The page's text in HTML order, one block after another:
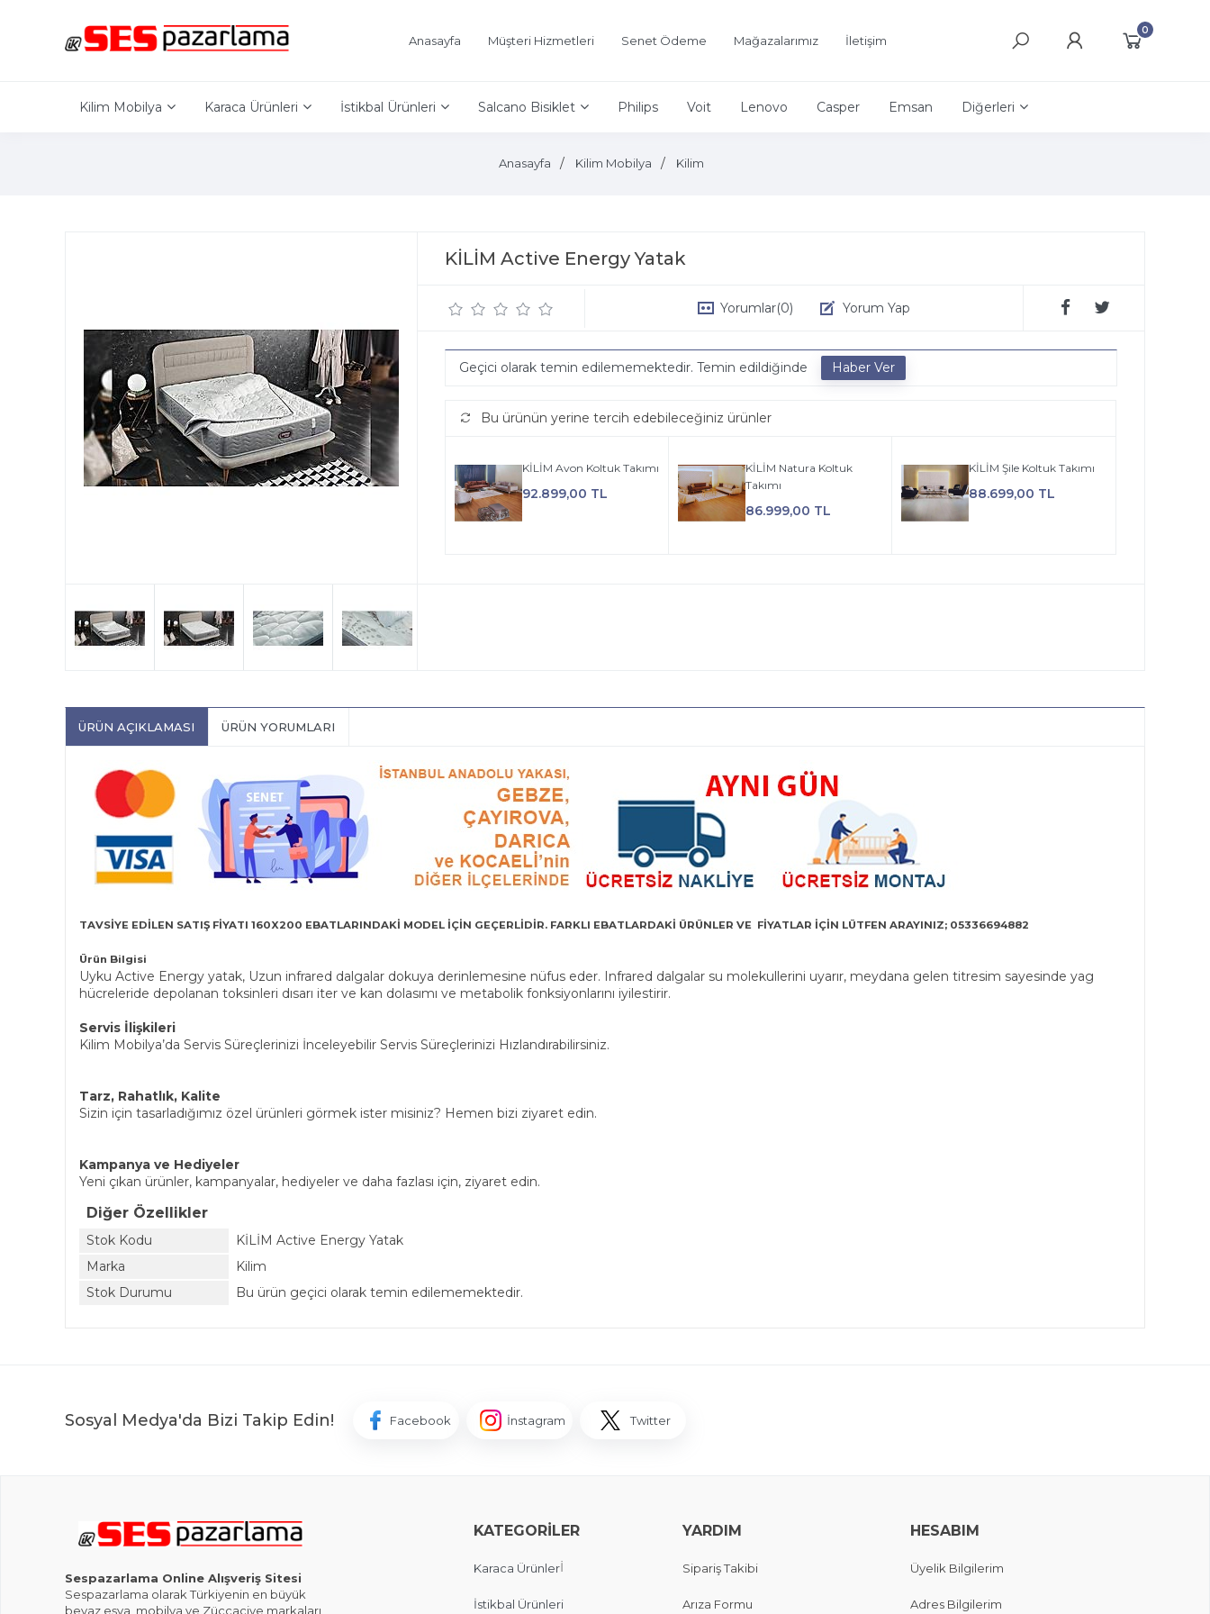
Anasayfa Müşteri Hizmetleri Senet Ödeme Mağazalarımız İletişim
0
Kilim Mobilya Karaca Ürünleri İstikbal Ürünleri Salcano Bisiklet Philips Voit Lenovo Casper Emsan Diğerleri
Anasayfa Kilim Mobilya Kilim
KİLİM Active Energy Yatak
Yorumlar(0) Yorum Yap
Geçici olarak temin edilememektedir. Temin edildiğinde
Bu ürünün yerine tercih edebileceğiniz ürünler
KİLİM Avon Koltuk Takımı
92.899,00 TL
KİLİM Natura Koltuk
Takımı
86.999,00 TL
KİLİM Şile Koltuk Takımı
88.699,00 TL
ÜRÜN AÇIKLAMASI ÜRÜN YORUMLARI
TAVSİYE EDİLEN SATIŞ FİYATI 160X200 EBATLARINDAKİ MODEL İÇİN GEÇERLİDİR. FARKLI EBATLARDAKİ ÜRÜNLER VE FİYATLAR İÇİN LÜTFEN ARAYINIZ; 05336694882
Ürün Bilgisi
Uyku Active Energy yatak, Uzun infrared dalgalar dokuya derinlemesine nüfus eder. Infrared dalgalar su molekullerini uyarır, meydana gelen titresim sayesinde yag
hücreleride depolanan toksinleri dısarı iter ve kan dolasımı ve metabolik fonksiyonlarını iyilestirir.
Servis İlişkileri
Kilim Mobilya’da Servis Süreçlerinizi İnceleyebilir Servis Süreçlerinizi Hızlandırabilirsiniz.
Tarz, Rahatlık, Kalite
Sizin için tasarladığımız özel ürünleri görmek ister misiniz? Hemen bizi ziyaret edin.
Kampanya ve Hediyeler
Yeni çıkan ürünler, kampanyalar, hediyeler ve daha fazlası için, ziyaret edin.
Diğer Özellikler
Stok Kodu
KİLİM Active Energy Yatak
Marka
Kilim
Stok Durumu
Bu ürün geçici olarak temin edilememektedir.
Sosyal Medya'da Bizi Takip Edin! Facebook İnstagram Twitter
Sespazarlama Online Alışveriş Sitesi
Sespazarlama olarak Türkiyenin en büyük
beyaz eşya ,mobilya ve Züccaciye markaları
KATEGORİLER
Karaca Ürünlerİ
İstikbal Ürünleri
YARDIM
Sipariş Takibi
Arıza Formu
HESABIM
Üyelik Bilgilerim
Adres Bilgilerim